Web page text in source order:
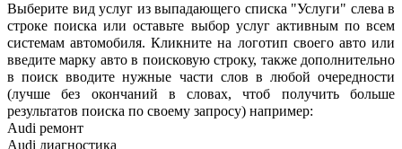
Выберите вид услуг из выпадающего списка "Услуги" слева в
строке поиска или оставьте выбор услуг активным по всем
системам автомобиля. Кликните на логотип своего авто или
введите марку авто в поисковую строку, также дополнительно
в поиск вводите нужные части слов в любой очередности
(лучше без окончаний в словах, чтоб получить больше
результатов поиска по своему запросу) например:
Audi ремонт
Audi диагностика